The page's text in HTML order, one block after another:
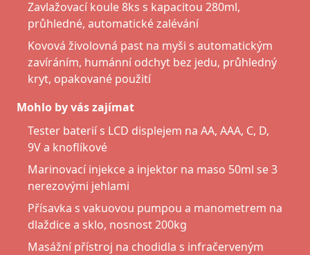
Zavlažovací koule 8ks s kapacitou 280ml,
průhledné, automatické zalévání
Kovová živolovná past na myši s automatickým
zavíráním, humánní odchyt bez jedu, průhledný
kryt, opakované použití
Mohlo by vás zajímat
Tester baterií s LCD displejem na AA, AAA, C, D,
9V a knoflíkové
Marinovací injekce a injektor na maso 50ml se 3
nerezovými jehlami
Přísavka s vakuovou pumpou a manometrem na
dlaždice a sklo, nosnost 200kg
Masážní přístroj na chodidla s infračerveným